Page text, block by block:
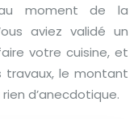
moment de la
aviez validé un
votre cuisine, et
le montant
d’anecdotique.